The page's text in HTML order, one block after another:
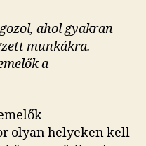
ahol gyakran
munkákra.
a
olyan helyeken kell